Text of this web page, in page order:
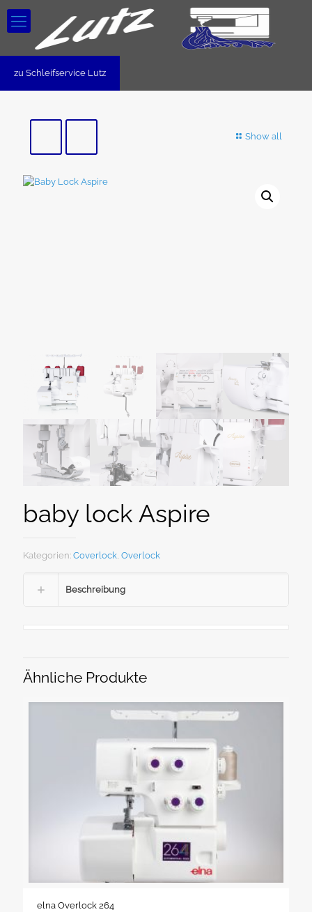
zu Schleifservice Lutz
Show all
baby lock Aspire
Kategorien: Coverlock Overlock
Beschreibung
Ähnliche Produkte
elna Overlock 264